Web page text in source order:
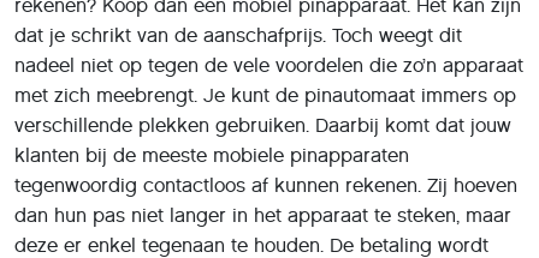
rekenen? Koop dan een mobiel pinapparaat. Het kan zijn
dat je schrikt van de aanschafprijs. Toch weegt dit
nadeel niet op tegen de vele voordelen die zo’n apparaat
met zich meebrengt. Je kunt de pinautomaat immers op
verschillende plekken gebruiken. Daarbij komt dat jouw
klanten bij de meeste mobiele pinapparaten
tegenwoordig contactloos af kunnen rekenen. Zij hoeven
dan hun pas niet langer in het apparaat te steken, maar
deze er enkel tegenaan te houden. De betaling wordt